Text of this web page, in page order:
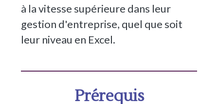
à la vitesse supérieure dans leur
gestion d'entreprise, quel que soit
leur niveau en Excel.
Prérequis